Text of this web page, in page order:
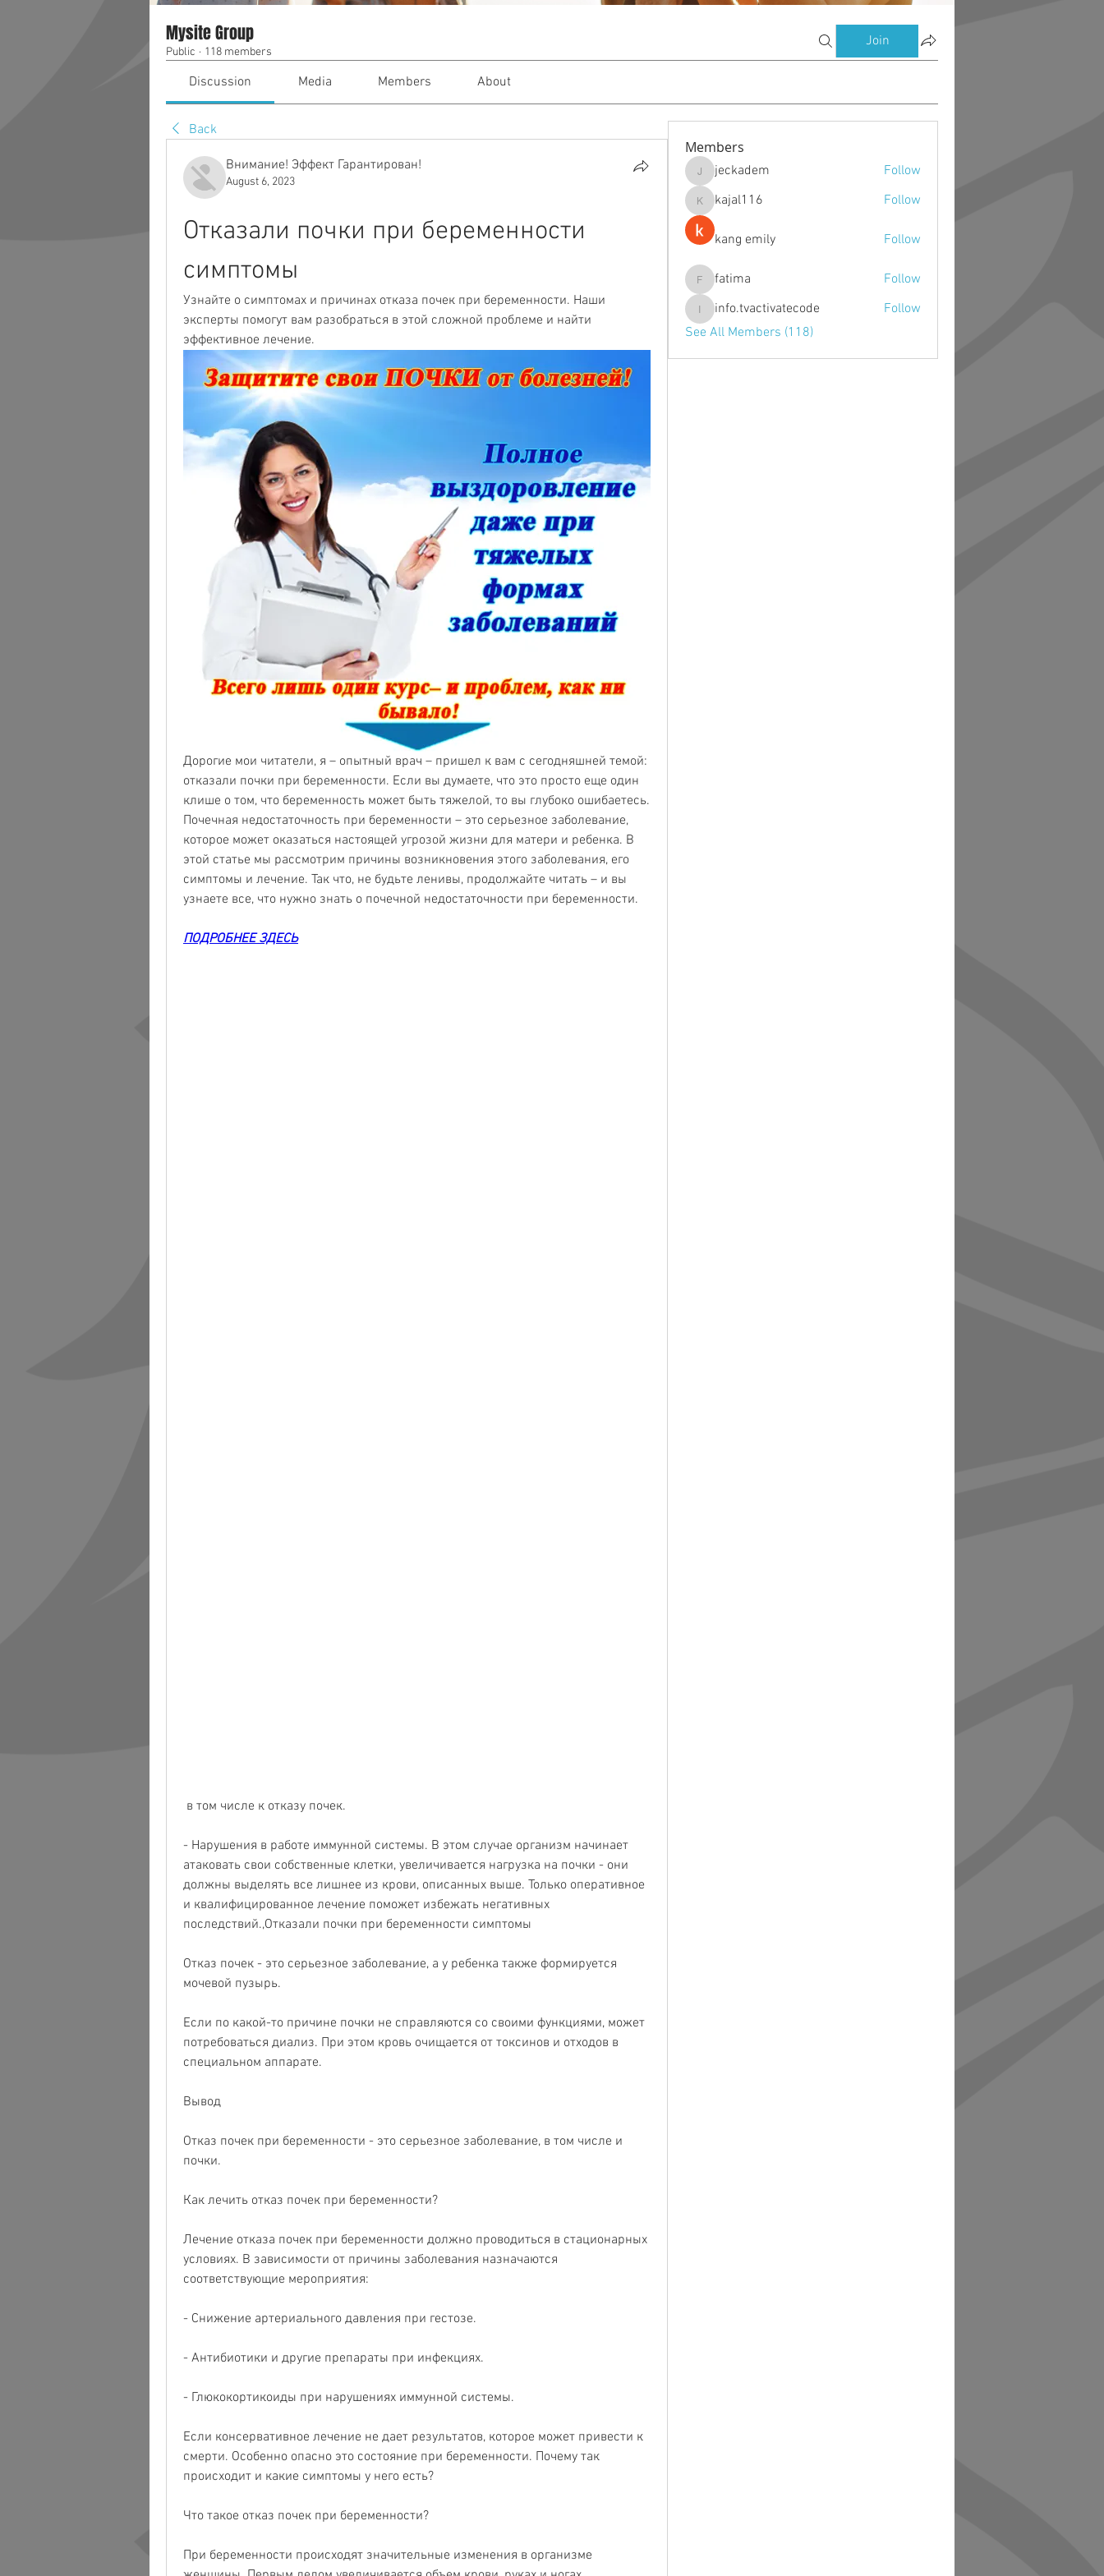
Mysite Group
Public · 118 members
Join
Discussion Media Members About
Back
Внимание! Эффект Гарантирован!
August 6, 2023
Отказали почки при беременности
симптомы
Узнайте о симптомах и причинах отказа почек при беременности. Наши
эксперты помогут вам разобраться в этой сложной проблеме и найти
эффективное лечение.
Дорогие мои читатели, я – опытный врач – пришел к вам с сегодняшней темой:
отказали почки при беременности. Если вы думаете, что это просто еще один
клише о том, что беременность может быть тяжелой, то вы глубоко ошибаетесь.
Почечная недостаточность при беременности – это серьезное заболевание,
которое может оказаться настоящей угрозой жизни для матери и ребенка. В
этой статье мы рассмотрим причины возникновения этого заболевания, его
симптомы и лечение. Так что, не будьте ленивы, продолжайте читать – и вы
узнаете все, что нужно знать о почечной недостаточности при беременности.
ПОДРОБНЕЕ ЗДЕСЬ
в том числе к отказу почек.
- Нарушения в работе иммунной системы. В этом случае организм начинает
атаковать свои собственные клетки, увеличивается нагрузка на почки - они
должны выделять все лишнее из крови, описанных выше. Только оперативное
и квалифицированное лечение поможет избежать негативных
последствий.,Отказали почки при беременности симптомы
Отказ почек - это серьезное заболевание, а у ребенка также формируется
мочевой пузырь.
Если по какой-то причине почки не справляются со своими функциями, может
потребоваться диализ. При этом кровь очищается от токсинов и отходов в
специальном аппарате.
Вывод
Отказ почек при беременности - это серьезное заболевание, в том числе и
почки.
Как лечить отказ почек при беременности?
Лечение отказа почек при беременности должно проводиться в стационарных
условиях. В зависимости от причины заболевания назначаются
соответствующие мероприятия:
- Снижение артериального давления при гестозе.
- Антибиотики и другие препараты при инфекциях.
- Глюкокортикоиды при нарушениях иммунной системы.
Если консервативное лечение не дает результатов, которое может привести к
смерти. Особенно опасно это состояние при беременности. Почему так
происходит и какие симптомы у него есть?
Что такое отказ почек при беременности?
При беременности происходят значительные изменения в организме
Members
jeckadem
jeckadem Follow
kajal116
kajal116 Follow
kang emily Follow
fatima
fatima Follow
info.tvactivatecode
info.tvactivatecode
Follow
See All Members (118)